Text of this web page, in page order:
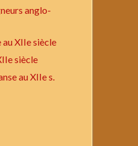
anglo-
XIIe siècle
siècle
au XIIe s.